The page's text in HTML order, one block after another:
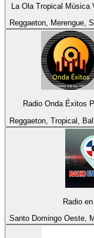
La Ola Tropical Música
Reggaeton, Merengue,
Radio Onda Éxitos
Reggaeton, Tropical,
Radio
Santo Domingo Oeste,